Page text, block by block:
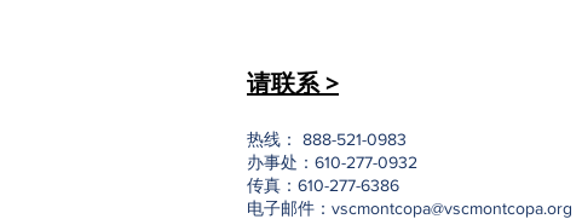
请联系 >
热线： 888-521-0983
办事处：610-277-0932
传真：610-277-6386
电子邮件： vscmontcopa@vscmontcopa.org